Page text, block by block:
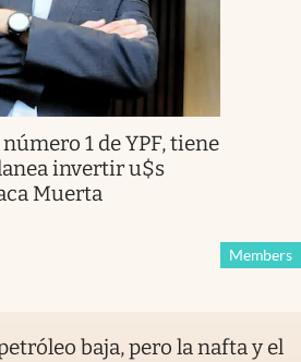
1 de YPF, tiene
invertir u$s
Muerta
Members
baja, pero la nafta y el